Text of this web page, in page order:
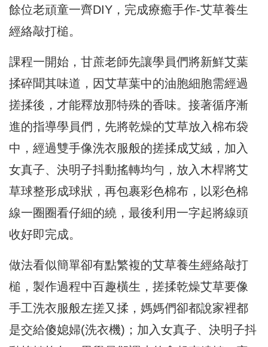
餘位老頑童一齊DIY，完成療癒手作-艾草養生
經絡敲打槌。
課程一開始，甘蔗老師先讓學員們將新鮮艾葉
揉碎聞其味道，因艾草葉中的油胞細胞需經過
搓揉後，才能釋放那特殊的香味。接著循序漸
進的指導學員們，先將乾燥的艾草放入棉布袋
中，經過雙手像洗衣服般的搓揉成艾絨，加入
女真子、決明子抖動搖轉均勻，放入木桿將艾
草球整形成球狀，再包裹彩色棉布，以彩色棉
線一圈圈看仔細的繞，最後利用一字起將線頭
收好即完成。
做法看似簡單卻有點繁複的艾草養生經絡敲打
槌，製作過程中百趣橫生，搓揉乾燥艾草要像
手工洗衣服般左搓又揉，媽媽們卻都說家裡都
是交給傻媳婦(洗衣機)；加入女真子、決明子抖